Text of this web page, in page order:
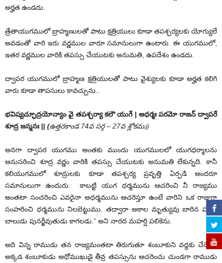
అర్హత ఉండదు.
త్రేతాయుగములో బ్రాహ్మణులతో పాటు క్షత్రియులు కూడా తపశ్చర్యలకు యోగ్యులే
అవడంతో వారి ఇరు వర్ణముల వారూ సమానులుగా ఉంటారు. ఈ యుగములో,
ఇతర వర్ణముల వారికి తపస్సు చేయుటకు అనుమతి, ఉపదేశం ఉండదు.
ద్వాపర యుగములో బ్రాహ్మణ క్షత్రియులతో పాటు వైశ్యులకు కూడా అర్హత కలిగి
వారు కూడా తాపసులు కావచ్చును..
భవిష్యచ్ఛూద్రయోన్యాం వై తపశ్చర్యా కలౌ యుగే |అధర్మః పరమో రాజన్ ద్వాపరే
శూద్ర జన్మనః || (ఉత్తరకాండ 74వ సర్గ– 27వ శ్లోకము)
అనగా ద్వాపర యుగము అంతకు ముందు యుగములలో యుగధర్మాలను
అనుసరించి శూద్ర వర్ణం వారికి తపస్సు చేయుటకు అనుమతి లేకున్నది. కానీ
కలియుగములో శూద్రులకు కూడా తపశ్చర్య ప్రవృత్తి ఏర్పడి అందరూ
సమానులుగా ఉందురు. కాబట్టి యుగ ధర్మమును ఆచరించి నీ రాజ్యము
అంతటా సంచరించి ఎవరైనా అధర్మమును ఆచరిస్తూ ఉంటే వారిని ఒక రాజుగా
సంహరించి ధర్మమును నిలబెట్టుము. తద్వారా అకాల మృత్యువు బారిన పడిన
బాలుడు పునర్జీవుతుడు కాగలడు.” అని నారద మహర్షి పలికెను.
అది విన్న రాముడు తన రాజ్యమంతటా తిరుగుతూ శంబూకుని వద్దకు చేరెను.
అక్కడ శంబూకుడు అధోముఖుడై తీవ్ర తపస్సును ఆచరించు చుండగా రాముడు